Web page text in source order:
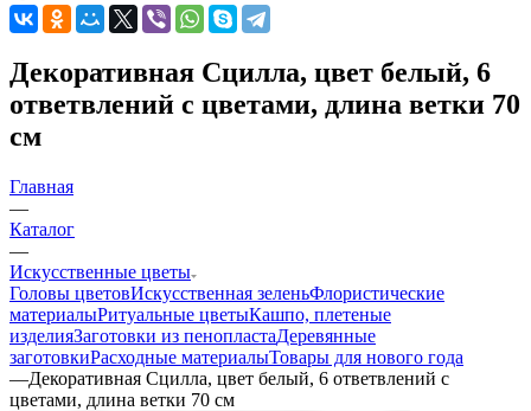
Декоративная Сцилла, цвет белый, 6
ответвлений с цветами, длина ветки 70
см
Главная
—
Каталог
—
Искусственные цветы
Головы цветовИскусственная зеленьФлористические
материалыРитуальные цветыКашпо, плетеные
изделияЗаготовки из пенопластаДеревянные
заготовкиРасходные материалыТовары для нового года
—Декоративная Сцилла, цвет белый, 6 ответвлений с
цветами, длина ветки 70 см